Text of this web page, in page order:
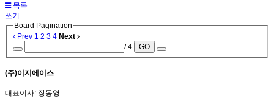
목록
쓰기
Board Pagination
Prev 1 2 3 4 Next
/ 4
GO
(주)이지에이스
대표이사: 장동영